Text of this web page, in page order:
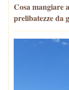
Cosa mangiare
prelibatezze da